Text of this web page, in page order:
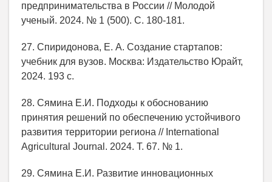
предпринимательства в России // Молодой
ученый. 2024. № 1 (500). С. 180-181.
27. Спиридонова, Е. А. Создание стартапов:
учебник для вузов. Москва: Издательство Юрайт,
2024. 193 с.
28. Сямина Е.И. Подходы к обоснованию
принятия решений по обеспечению устойчивого
развития территории региона // International
Agricultural Journal. 2024. Т. 67. № 1.
29. Сямина Е.И. Развитие инновационных